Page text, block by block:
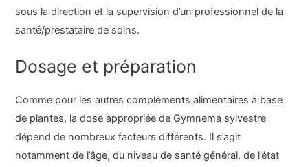
sous la direction et la supervision d’un professionnel de la
santé/prestataire de soins.
Dosage et préparation
Comme pour les autres compléments alimentaires à base
de plantes, la dose appropriée de Gymnema sylvestre
dépend de nombreux facteurs différents. Il s’agit
notamment de l’âge, du niveau de santé général, de l’état